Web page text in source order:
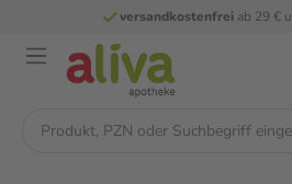
versandkostenfreiab 29 €